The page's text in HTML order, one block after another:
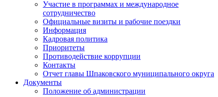
Участие в программах и международное
сотрудничество
Официальные визиты и рабочие поездки
Информация
Кадровая политика
Приоритеты
Противодействие коррупции
Контакты
Отчет главы Шпаковского муниципального округа
Документы
Положение об администрации